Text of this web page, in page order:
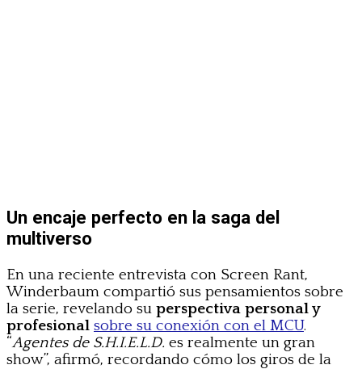
Un encaje perfecto en la saga del
multiverso
En una reciente entrevista con Screen Rant,
Winderbaum compartió sus pensamientos sobre
la serie, revelando su perspectiva personal y
profesional sobre su conexión con el MCU.
“Agentes de S.H.I.E.L.D. es realmente un gran
show”, afirmó, recordando cómo los giros de la